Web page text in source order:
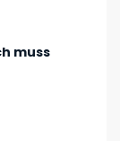
muss